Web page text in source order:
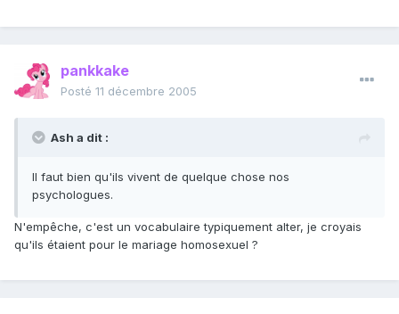
pankkake
Posté 11 décembre 2005
Ash a dit :
Il faut bien qu'ils vivent de quelque chose nos
psychologues.
N'empêche, c'est un vocabulaire typiquement alter, je croyais
qu'ils étaient pour le mariage homosexuel ?